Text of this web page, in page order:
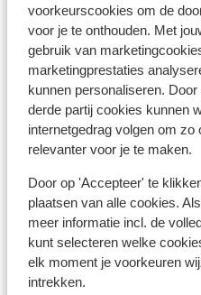
voorkeurscookies om de
voor je te onthouden. Met
gebruik van
marketingprestaties
kunnen personaliseren.
derde partij cookies kunnen
internetgedrag volgen om zo
relevanter voor je te maken.
Door op 'Accepteer' te
plaatsen van alle cookies.
meer informatie incl. de
kunt selecteren welke
elk moment je voorkeuren
intrekken.
Afstanden
Centrum: 300 m
Skipiste: 300 m
Skibushalte: 300 m
Skilift: 300 m
Skipas, -les en
Skipas
Skilessen